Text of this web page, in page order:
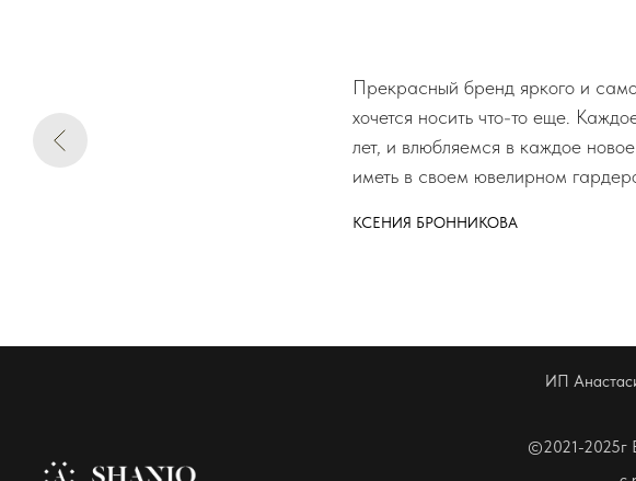
Прекрасный бренд яркого и
хочется носить что-то еще.
лет, и влюбляемся в каждое
иметь в своем ювелирном
КСЕНИЯ БРОННИКОВА
ИП
©2021-2025г